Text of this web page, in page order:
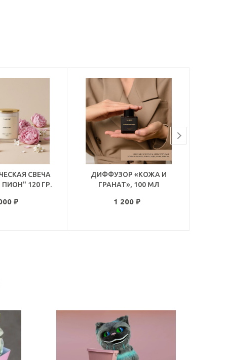
СВЕЧА
120 ГР.
₽
ДИФФУЗОР «КОЖА И
ГРАНАТ», 100 МЛ
1 200₽